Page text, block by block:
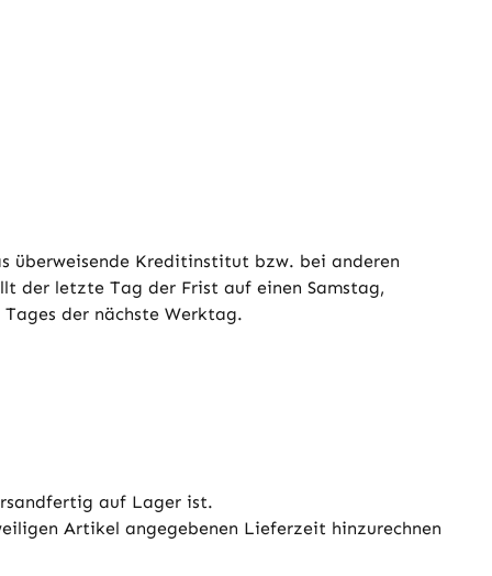
überweisende Kreditinstitut bzw. bei anderen
der letzte Tag der Frist auf einen Samstag,
der nächste Werktag.
auf Lager ist.
Artikel angegebenen Lieferzeit hinzurechnen